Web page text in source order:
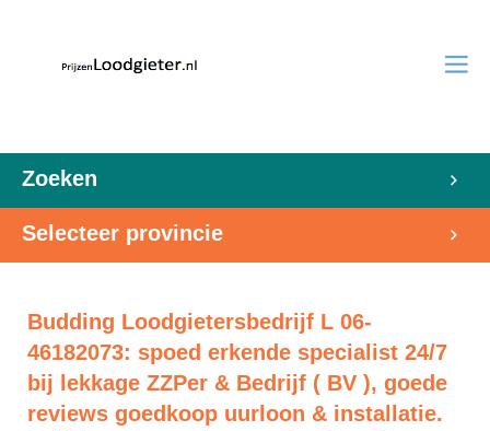
Zoeken
Selecteer provincie
Budding Loodgietersbedrijf L 06-
46182073: spoed erkende specialist 24/7
bij lekkage ZZPer & Bedrijf ( BV ), goede
reviews goedkoop uurloon & installatie.